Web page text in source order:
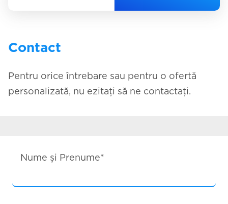
Contact
Pentru orice întrebare sau pentru o ofertă
personalizată, nu ezitaţi să ne contactaţi.
Nume și Prenume*